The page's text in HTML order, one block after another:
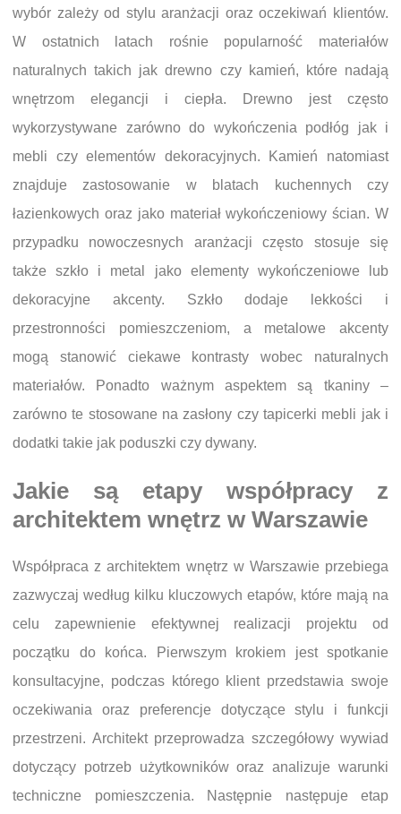
wybór zależy od stylu aranżacji oraz oczekiwań klientów.
W ostatnich latach rośnie popularność materiałów
naturalnych takich jak drewno czy kamień, które nadają
wnętrzom elegancji i ciepła. Drewno jest często
wykorzystywane zarówno do wykończenia podłóg jak i
mebli czy elementów dekoracyjnych. Kamień natomiast
znajduje zastosowanie w blatach kuchennych czy
łazienkowych oraz jako materiał wykończeniowy ścian. W
przypadku nowoczesnych aranżacji często stosuje się
także szkło i metal jako elementy wykończeniowe lub
dekoracyjne akcenty. Szkło dodaje lekkości i
przestronności pomieszczeniom, a metalowe akcenty
mogą stanowić ciekawe kontrasty wobec naturalnych
materiałów. Ponadto ważnym aspektem są tkaniny –
zarówno te stosowane na zasłony czy tapicerki mebli jak i
dodatki takie jak poduszki czy dywany.
Jakie są etapy współpracy z
architektem wnętrz w Warszawie
Współpraca z architektem wnętrz w Warszawie przebiega
zazwyczaj według kilku kluczowych etapów, które mają na
celu zapewnienie efektywnej realizacji projektu od
początku do końca. Pierwszym krokiem jest spotkanie
konsultacyjne, podczas którego klient przedstawia swoje
oczekiwania oraz preferencje dotyczące stylu i funkcji
przestrzeni. Architekt przeprowadza szczegółowy wywiad
dotyczący potrzeb użytkowników oraz analizuje warunki
techniczne pomieszczenia. Następnie następuje etap